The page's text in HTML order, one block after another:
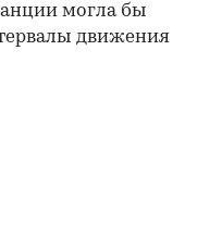
могла бы
движения